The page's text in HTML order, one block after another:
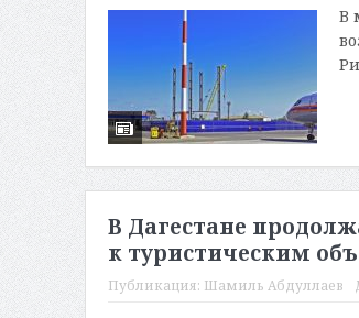
В
В Дагестане
к туристическим
Публикация: Шамиль Абдуллаев